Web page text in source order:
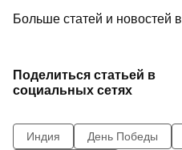
Больше статей и новостей в
Поделиться статьей в
социальных сетях
Индия День Победы